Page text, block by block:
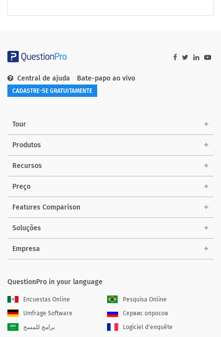
Central de ajuda Bate-papo ao vivo
CADASTRE-SE GRATUITAMENTE
Tour
Produtos
Recursos
Preço
Features Comparison
Soluções
Empresa
QuestionPro in your language
Encuestas Online
Pesquisa Online
Umfrage Software
Сервис опросов
برامج للمسح
Logiciel d'enquête